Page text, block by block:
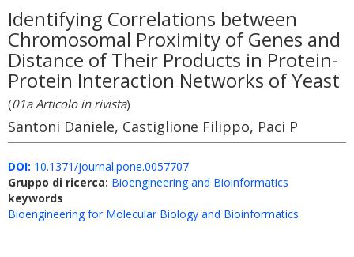
Identifying Correlations between
Chromosomal Proximity of Genes and
Distance of Their Products in Protein-
Protein Interaction Networks of Yeast
(01a Articolo in rivista)
Santoni Daniele, Castiglione Filippo, Paci P
DOI: 10.1371/journal.pone.0057707
Gruppo di ricerca: Bioengineering and Bioinformatics
keywords
Bioengineering for Molecular Biology and Bioinformatics